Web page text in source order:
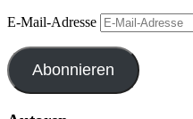
E-Mail-Adresse
Abonnieren